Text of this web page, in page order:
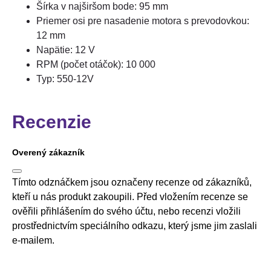
Šírka v najširšom bode: 95 mm
Priemer osi pre nasadenie motora s prevodovkou:
12 mm
Napätie: 12 V
RPM (počet otáčok): 10 000
Typ: 550-12V
Recenzie
Overený zákazník
Tímto odznáčkem jsou označeny recenze od zákazníků,
kteří u nás produkt zakoupili. Před vložením recenze se
ověřili přihlášením do svého účtu, nebo recenzi vložili
prostřednictvím speciálního odkazu, který jsme jim zaslali
e-mailem.